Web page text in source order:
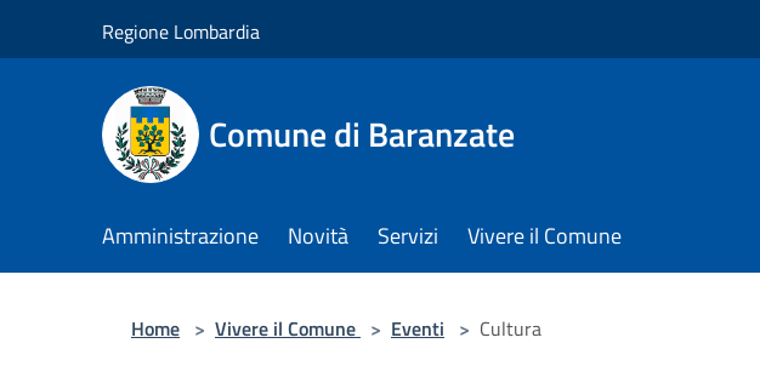
Regione Lombardia
Comune di Baranzate
Amministrazione Novità Servizi Vivere il Comune
Home > Vivere il Comune > Eventi > Cultura